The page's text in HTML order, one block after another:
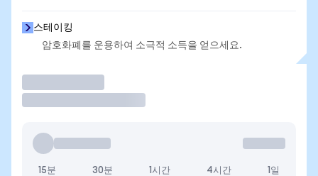
스테이킹
암호화폐를 운용하여 소극적 소득을 얻으세요.
15분 30분 1시간 4시간 1일